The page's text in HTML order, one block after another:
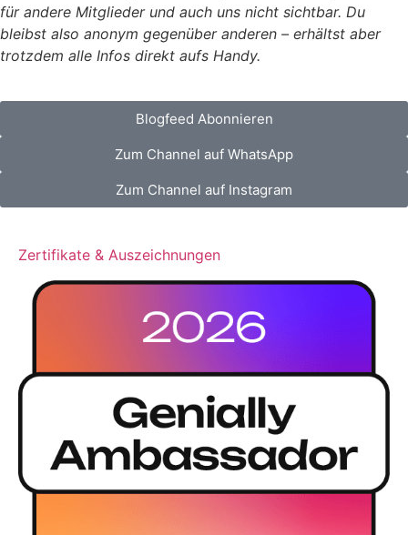
für andere Mitglieder und auch uns nicht sichtbar. Du
bleibst also anonym gegenüber anderen – erhältst aber
trotzdem alle Infos direkt aufs Handy.
Blogfeed Abonnieren
Zum Channel auf WhatsApp
Zum Channel auf Instagram
Zertifikate & Auszeichnungen